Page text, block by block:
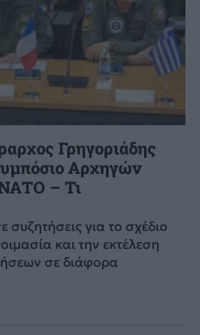
Γρηγοριάδης
Αρχηγών
– Τι
για το σχέδιο
και την εκτέλεση
σε διάφορα